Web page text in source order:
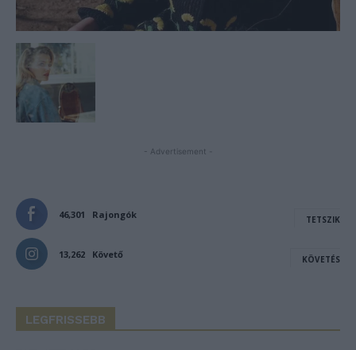
- Advertisement -
46,301 Rajongók TETSZIK
13,262 Követő KÖVETÉS
LEGFRISSEBB